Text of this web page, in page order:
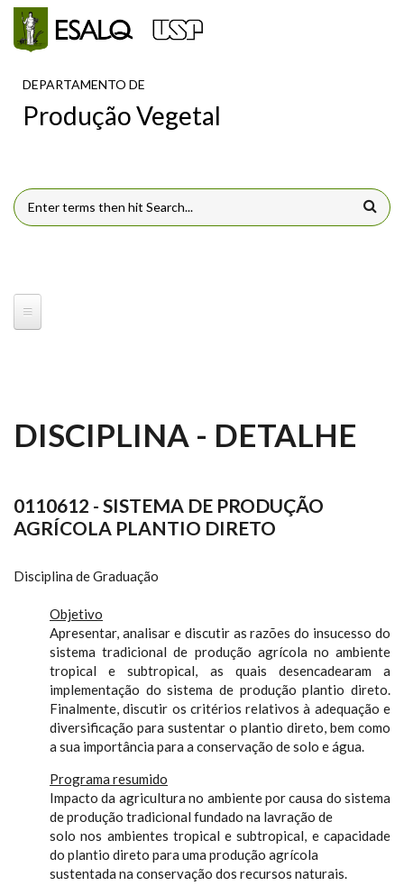
Pular para o conteúdo principal
DEPARTAMENTO DE
Produção Vegetal
FORMULÁRIO DE BUSCA
DISCIPLINA - DETALHE
0110612 - SISTEMA DE PRODUÇÃO
AGRÍCOLA PLANTIO DIRETO
Disciplina de Graduação
Objetivo
Apresentar, analisar e discutir as razões do insucesso do
sistema tradicional de produção agrícola no ambiente
tropical e subtropical, as quais desencadearam a
implementação do sistema de produção plantio direto.
Finalmente, discutir os critérios relativos à adequação e
diversificação para sustentar o plantio direto, bem como
a sua importância para a conservação de solo e água.
Programa resumido
Impacto da agricultura no ambiente por causa do sistema
de produção tradicional fundado na lavração de
solo nos ambientes tropical e subtropical, e capacidade
do plantio direto para uma produção agrícola
sustentada na conservação dos recursos naturais.